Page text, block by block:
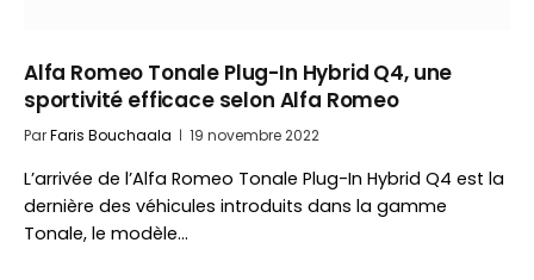
Alfa Romeo Tonale Plug-In Hybrid Q4, une
sportivité efficace selon Alfa Romeo
ParFaris Bouchaala 19 novembre 2022
L’arrivée de l’Alfa Romeo Tonale Plug-In Hybrid Q4 est la
dernière des véhicules introduits dans la gamme
Tonale, le modèle…